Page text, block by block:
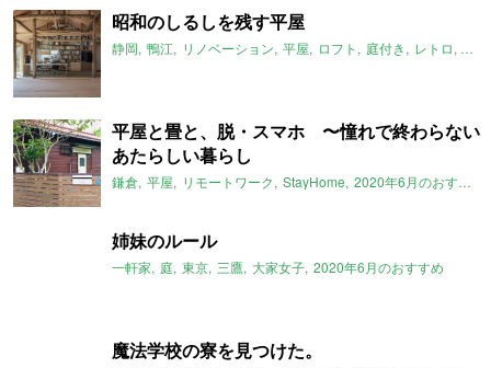
昭和のしるしを残す平屋
静岡 鴨江 リノベーション 平屋 ロフト 庭付き レトロ 一
平屋と畳と、脱・スマホ 〜憧れで終わらない
あたらしい暮らし
鎌倉 平屋 リモートワーク StayHome 2020年6月のおすすめ
姉妹のルール
一軒家 庭 東京 三鷹 大家女子 2020年6月のおすすめ
魔法学校の寮を見つけた。